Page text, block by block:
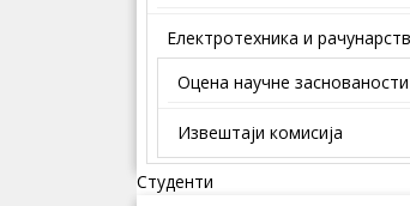
Електротехника и
Оцена научне заснованости
Извештаји комисија
Студенти